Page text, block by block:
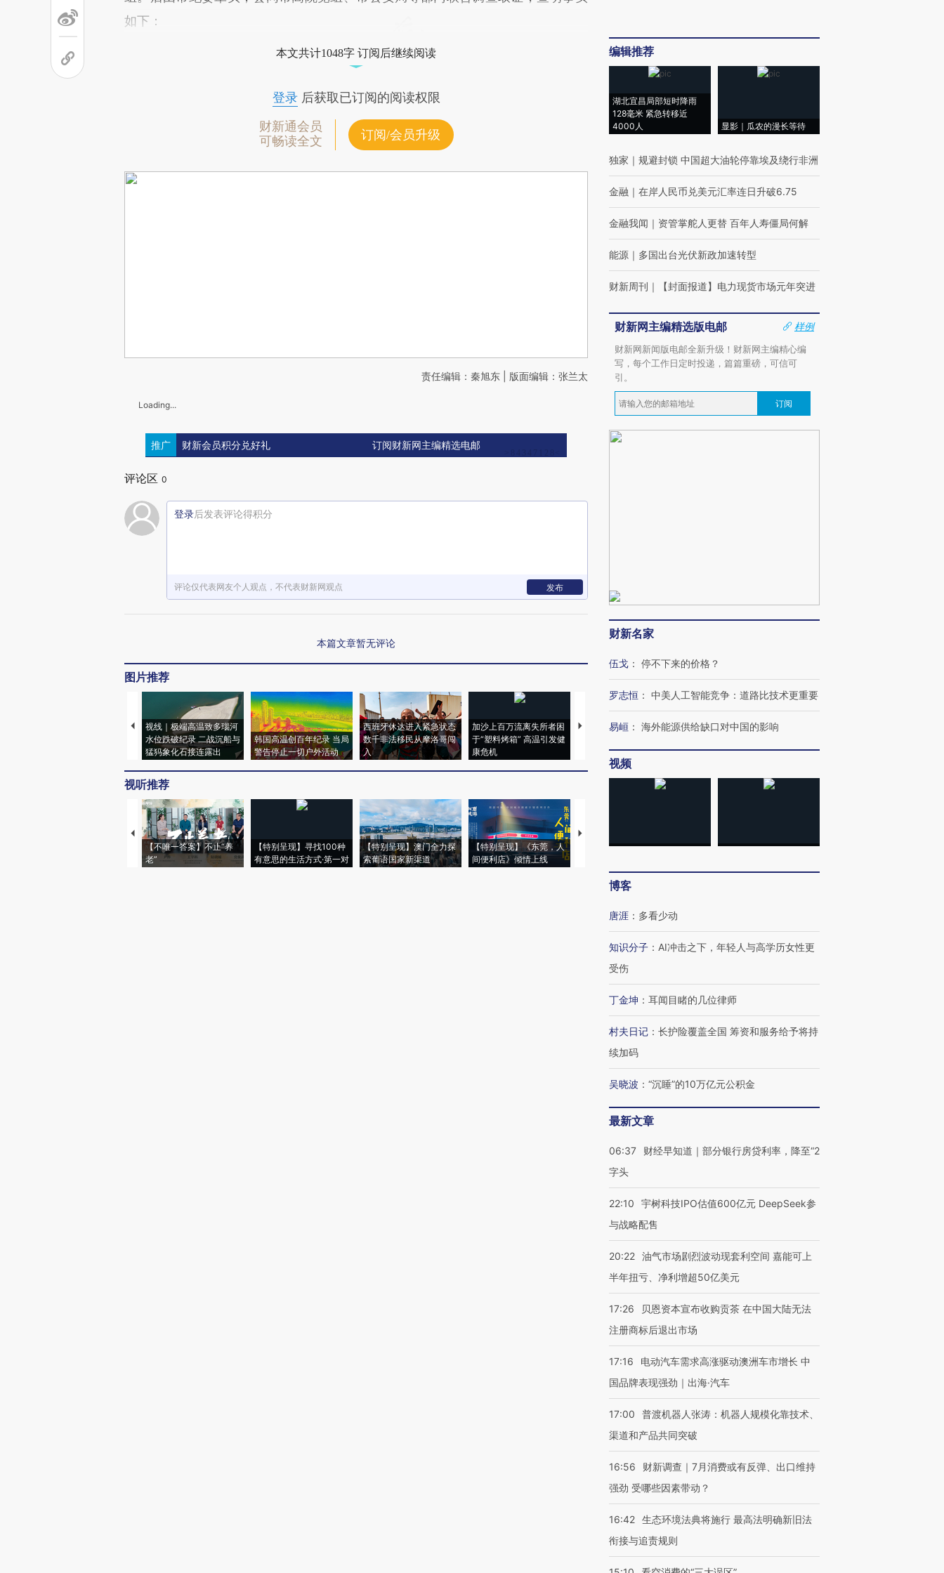
如下：
本文共计1048字 订阅后继续阅读
登录后获取已订阅的阅读权限
财新通会员
可畅读全文
订阅/会员升级
责任编辑：秦旭东 | 版面编辑：张兰太
Loading...
推广 财新会员积分兑好礼 订阅财新网主编精选电邮
评论区 0
登录后发表评论得积分
评论仅代表网友个人观点，不代表财新网观点 发布
本篇文章暂无评论
图片推荐
视线｜极端高温致多瑙河
水位跌破纪录 二战沉船与
猛犸象化石接连露出
韩国高温创百年纪录 当局
警告停止一切户外活动
西班牙休达进入紧急状态
数千非法移民从摩洛哥闯
入
加沙上百万流离失所者困
于“塑料烤箱” 高温引发健
康危机
视线｜HYROX的吸金
心“花钱找虐”？
马航飞行员跨国走私7万
毒品
育部长拱下台
视听推荐
【不唯一答案】不止“养
老”
【特别呈现】寻找100种
有意思的生活方式·第一对
【特别呈现】澳门全力探
索葡语国家新渠道
【特别呈现】《东莞，人
间便利店》倾情上线
【推广】走进第四届链博
会，让数智科技“链”接产
【特别呈现】寻找100种
CFO：不靠规模取胜，华
编辑推荐
湖北宜昌局部短时降雨
128毫米 紧急转移近
4000人
显影｜瓜农的漫长等待
独家 ｜ 规避封锁 中国超大油轮停靠埃及绕行非洲
金融 ｜ 在岸人民币兑美元汇率连日升破6.75
金融我闻 ｜ 资管掌舵人更替 百年人寿僵局何解
能源 ｜ 多国出台光伏新政加速转型
财新周刊 ｜ 【封面报道】电力现货市场元年突进
财新网主编精选版电邮
样例
财新网新闻版电邮全新升级！财新网主编精心编
写，每个工作日定时投递，篇篇重磅，可信可
引。
订阅
财新名家
伍戈 ： 停不下来的价格？
罗志恒 ： 中美人工智能竞争：道路比技术更重要
易峘 ： 海外能源供给缺口对中国的影响
视频
博客
唐涯 ： 多看少动
知识分子 ： AI冲击之下，年轻人与高学历女性更
受伤
丁金坤 ： 耳闻目睹的几位律师
村夫日记 ： 长护险覆盖全国 筹资和服务给予将持
续加码
吴晓波 ： “沉睡”的10万亿元公积金
最新文章
06:37
财经早知道｜部分银行房贷利率，降至“2
字头
22:10
宇树科技IPO估值600亿元 DeepSeek参
与战略配售
20:22 油气市场剧烈波动现套利空间 嘉能可上
半年扭亏、净利增超50亿美元
17:26
贝恩资本宣布收购贡茶 在中国大陆无法
注册商标后退出市场
17:16
电动汽车需求高涨驱动澳洲车市增长 中
国品牌表现强劲｜出海·汽车
17:00
普渡机器人张涛：机器人规模化靠技术、
渠道和产品共同突破
16:56
财新调查｜7月消费或有反弹、出口维持
强劲 受哪些因素带动？
16:42 生态环境法典将施行 最高法明确新旧法
衔接与追责规则